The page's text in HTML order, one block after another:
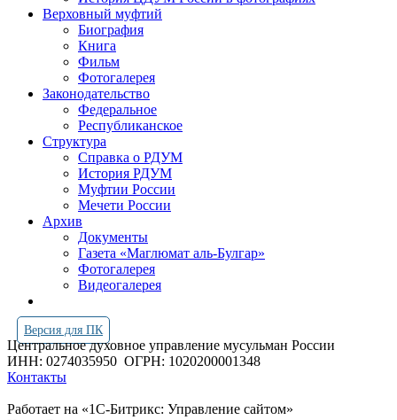
Верховный муфтий
Биография
Книга
Фильм
Фотогалерея
Законодательство
Федеральное
Республиканское
Структура
Справка о РДУМ
История РДУМ
Муфтии России
Мечети России
Архив
Документы
Газета «Маглюмат аль-Булгар»
Фотогалерея
Видеогалерея
Версия для ПК
Центральное духовное управление мусульман России
ИНН: 0274035950 ОГРН: 1020200001348
Контакты
Работает на «1С-Битрикс: Управление сайтом»